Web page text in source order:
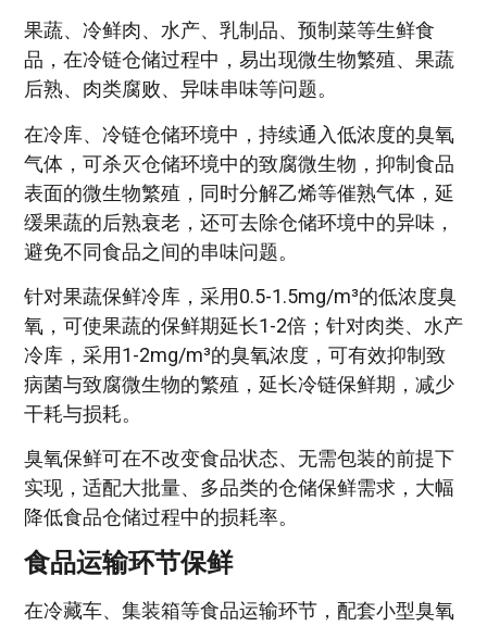
果蔬、冷鲜肉、水产、乳制品、预制菜等生鲜食
品，在冷链仓储过程中，易出现微生物繁殖、果蔬
后熟、肉类腐败、异味串味等问题。
在冷库、冷链仓储环境中，持续通入低浓度的臭氧
气体，可杀灭仓储环境中的致腐微生物，抑制食品
表面的微生物繁殖，同时分解乙烯等催熟气体，延
缓果蔬的后熟衰老，还可去除仓储环境中的异味，
避免不同食品之间的串味问题。
针对果蔬保鲜冷库，采用0.5-1.5mg/m³的低浓度臭
氧，可使果蔬的保鲜期延长1-2倍；针对肉类、水产
冷库，采用1-2mg/m³的臭氧浓度，可有效抑制致
病菌与致腐微生物的繁殖，延长冷链保鲜期，减少
干耗与损耗。
臭氧保鲜可在不改变食品状态、无需包装的前提下
实现，适配大批量、多品类的仓储保鲜需求，大幅
降低食品仓储过程中的损耗率。
食品运输环节保鲜
在冷藏车、集装箱等食品运输环节，配套小型臭氧